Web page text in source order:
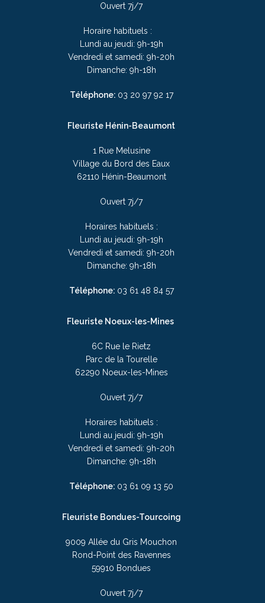
Ouvert 7j/7
Horaire habituels :
Lundi au jeudi: 9h-19h
Vendredi et samedi: 9h-20h
Dimanche: 9h-18h
Téléphone: 03 20 97 92 17
Fleuriste Hénin-Beaumont
1 Rue Melusine
Village du Bord des Eaux
62110 Hénin-Beaumont
Ouvert 7j/7
Horaires habituels :
Lundi au jeudi: 9h-19h
Vendredi et samedi: 9h-20h
Dimanche: 9h-18h
Téléphone: 03 61 48 84 57
Fleuriste Noeux-les-Mines
6C Rue le Rietz
Parc de la Tourelle
62290 Noeux-les-Mines
Ouvert 7j/7
Horaires habituels :
Lundi au jeudi: 9h-19h
Vendredi et samedi: 9h-20h
Dimanche: 9h-18h
Téléphone: 03 61 09 13 50
Fleuriste Bondues-Tourcoing
9009 Allée du Gris Mouchon
Rond-Point des Ravennes
59910 Bondues
Ouvert 7j/7